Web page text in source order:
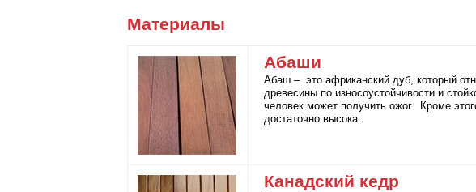
Материалы
Абаши
Абаш – это африканский дуб, который
древесины по износоустойчивости и
человек может получить ожог. Кроме
достаточно высока.
Канадский кедр